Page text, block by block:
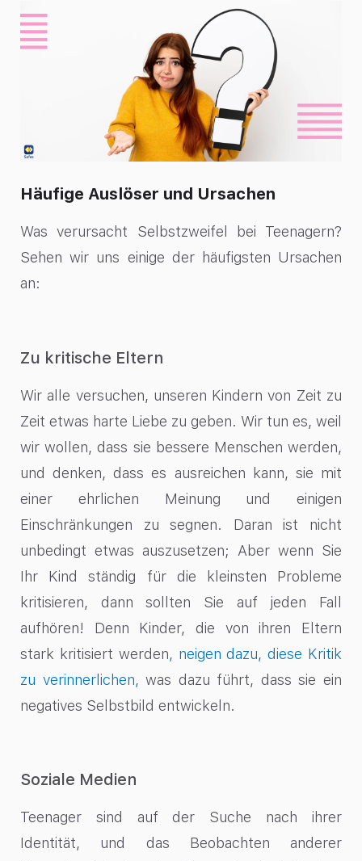
Häufige Auslöser und Ursachen
Was verursacht Selbstzweifel bei Teenagern?
Sehen wir uns einige der häufigsten Ursachen
an:
Zu kritische Eltern
Wir alle versuchen, unseren Kindern von Zeit zu
Zeit etwas harte Liebe zu geben. Wir tun es, weil
wir wollen, dass sie bessere Menschen werden,
und denken, dass es ausreichen kann, sie mit
einer ehrlichen Meinung und einigen
Einschränkungen zu segnen. Daran ist nicht
unbedingt etwas auszusetzen; Aber wenn Sie
Ihr Kind ständig für die kleinsten Probleme
kritisieren, dann sollten Sie auf jeden Fall
aufhören! Denn Kinder, die von ihren Eltern
stark kritisiert werden, neigen dazu, diese Kritik
zu verinnerlichen,was dazu führt, dass sie ein
negatives Selbstbild entwickeln.
Soziale Medien
Teenager sind auf der Suche nach ihrer
Identität, und das Beobachten anderer